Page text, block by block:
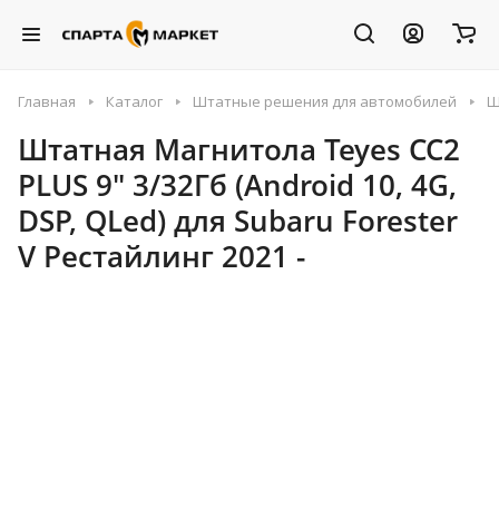
Главная Каталог Штатные решения для автомобилей
Штатная Магнитола Teyes CC2
PLUS 9" 3/32Гб (Android 10, 4G,
DSP, QLed) для Subaru Forester
V Рестайлинг 2021 -